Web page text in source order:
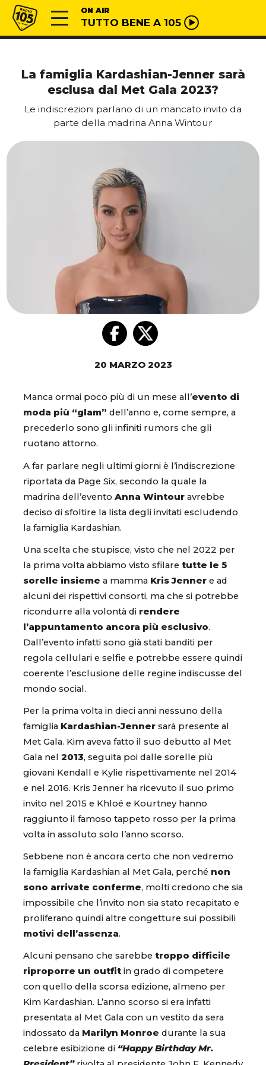
Vai al contenuto
Radio 105 ON AIR
TUTTO BENE A 105
La famiglia Kardashian-Jenner sarà
esclusa dal Met Gala 2023?
Le indiscrezioni parlano di un mancato invito da
parte della madrina Anna Wintour
20 MARZO 2023
Manca ormai poco più di un mese all’evento di
moda più “glam” dell’anno e, come sempre, a
precederlo sono gli infiniti rumors che gli
ruotano attorno.
A far parlare negli ultimi giorni è l’indiscrezione
riportata da Page Six, secondo la quale la
madrina dell’evento Anna Wintour avrebbe
deciso di sfoltire la lista degli invitati escludendo
la famiglia Kardashian.
Una scelta che stupisce, visto che nel 2022 per
la prima volta abbiamo visto sfilare tutte le 5
sorelle insieme a mamma Kris Jenner e ad
alcuni dei rispettivi consorti, ma che si potrebbe
ricondurre alla volontà di rendere
l’appuntamento ancora più esclusivo.
Dall’evento infatti sono già stati banditi per
regola cellulari e selfie e potrebbe essere quindi
coerente l’esclusione delle regine indiscusse del
mondo social.
Per la prima volta in dieci anni nessuno della
famiglia Kardashian-Jenner sarà presente al
Met Gala. Kim aveva fatto il suo debutto al Met
Gala nel 2013, seguita poi dalle sorelle più
giovani Kendall e Kylie rispettivamente nel 2014
e nel 2016. Kris Jenner ha ricevuto il suo primo
invito nel 2015 e Khloé e Kourtney hanno
raggiunto il famoso tappeto rosso per la prima
volta in assoluto solo l’anno scorso.
Sebbene non è ancora certo che non vedremo
la famiglia Kardashian al Met Gala, perché non
sono arrivate conferme, molti credono che sia
impossibile che l’invito non sia stato recapitato e
proliferano quindi altre congetture sui possibili
motivi dell’assenza.
Alcuni pensano che sarebbe troppo difficile
riproporre un outfit in grado di competere
con quello della scorsa edizione, almeno per
Kim Kardashian. L’anno scorso si era infatti
presentata al Met Gala con un vestito da sera
indossato da Marilyn Monroe durante la sua
celebre esibizione di “Happy Birthday Mr.